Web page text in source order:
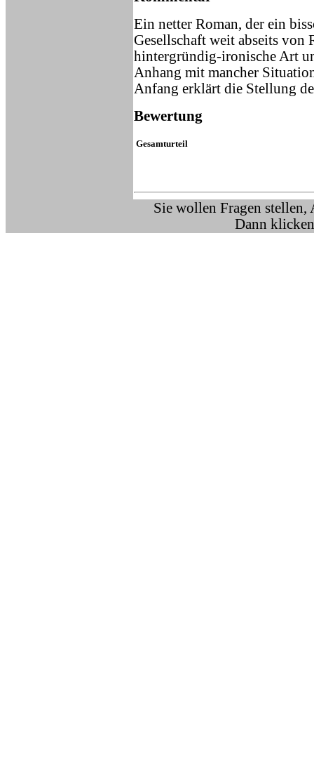
Ein netter Roman, der ein
Gesellschaft weit abseits von
hintergründig-ironische Art
Anhang mit mancher
Anfang erklärt die Stellung
Bewertung
Gesamturteil
Sie wollen Fragen stellen,
Dann